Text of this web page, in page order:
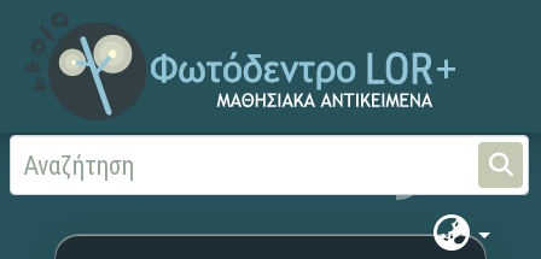
Αρχική Χωρίς τίτλο